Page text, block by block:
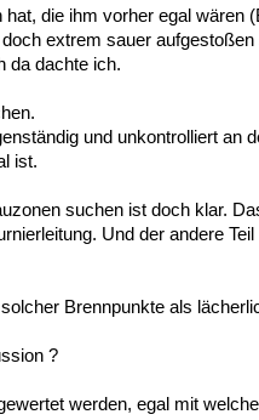
die ihm vorher egal wären
extrem sauer aufgestoßen
da dachte ich.
und unkontrolliert an
ist.
suchen ist doch klar.
Und der andere
Brennpunkte als
?
werden, egal mit